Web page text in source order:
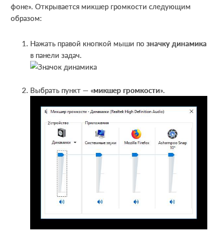
фоне». Открывается микшер громкости следующим
образом:
Нажать правой кнопкой мыши позначку динамика
в панели задач.
Выбрать пункт — «микшер громкости».